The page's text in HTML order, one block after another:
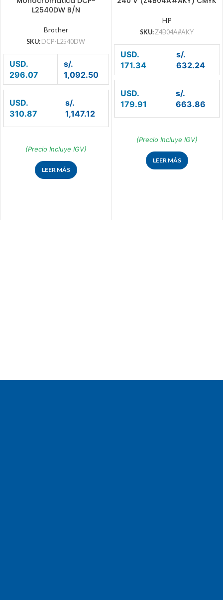
L2540DW B/N
Brother
SKU: DCP-L2540DW
USD.
296.07
s/.
1,092.50
USD.
310.87
s/.
1,147.12
(Precio Incluye IGV)
LEER MÁS
HP
SKU: Z4B04A#AKY
USD.
171.34
s/.
632.24
USD.
179.91
s/.
663.86
(Precio Incluye IGV)
LEER MÁS